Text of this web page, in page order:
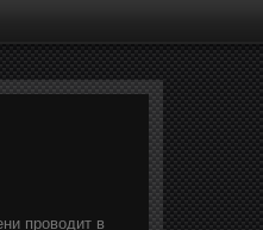
проводит в